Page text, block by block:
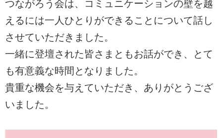
つながろう会は、コミュニケーションの壁を越
えるには一人ひとりができることについて話し
させていただきました。
一緒に登壇された皆さまともお話ができ、とて
も有意義な時間となりました。
貴重な機会を与えていただき、ありがとうござ
いました。